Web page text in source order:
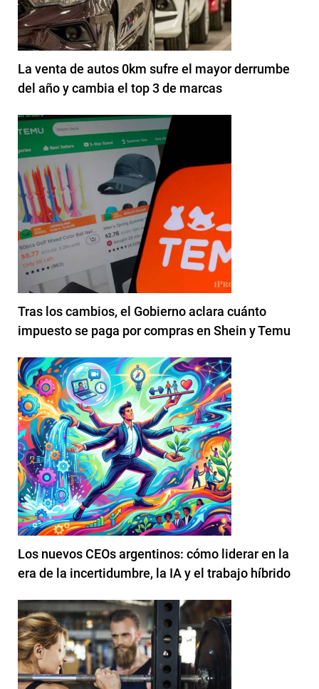
La venta de autos 0km sufre el mayor derrumbe
del año y cambia el top 3 de marcas
Tras los cambios, el Gobierno aclara cuánto
impuesto se paga por compras en Shein y Temu
Los nuevos CEOs argentinos: cómo liderar en la
era de la incertidumbre, la IA y el trabajo híbrido